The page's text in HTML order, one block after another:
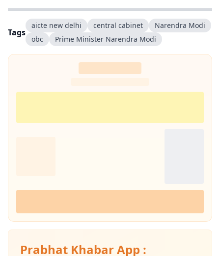
Tags
aicte new delhi central cabinet
Narendra Modi
obc
Prime Minister Narendra Modi
Prabhat Khabar App :